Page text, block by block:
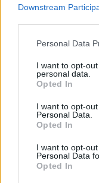
Downstream
Personal Data
I want to opt-
personal data.
Opted In
I want to opt-
Personal Data.
Opted In
I want to opt-
Personal Data
Opted In